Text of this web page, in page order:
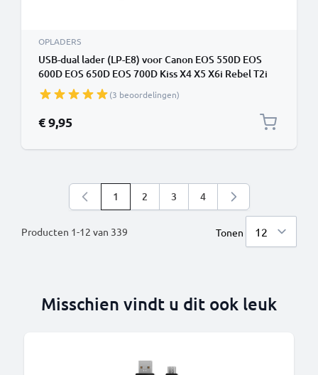
OPLADERS
USB-dual lader (LP-E8) voor Canon EOS 550D EOS
600D EOS 650D EOS 700D Kiss X4 X5 X6i Rebel T2i
T3i T4i T5i + 1m USB Kabel van CELLONIC
(3 beoordelingen)
€ 9,95
Producten 1-12 van 339
U lees momenteel pagina
1 Pagina
2 Pagina
3 Pagina
4
Tonen
Misschien vindt u dit ook leuk